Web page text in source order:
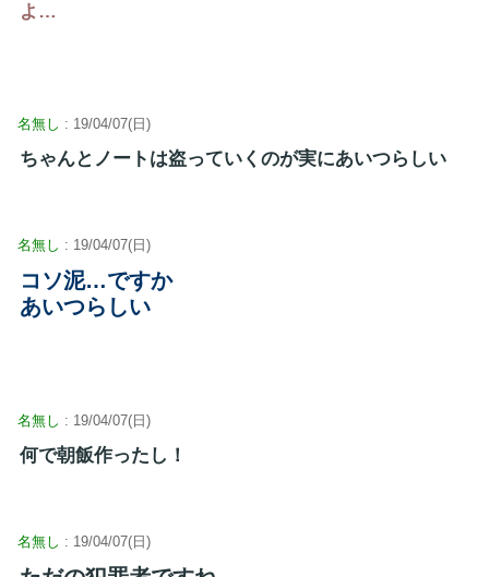
よ…
名無し : 19/04/07(日)
ちゃんとノートは盗っていくのが実にあいつらしい
名無し : 19/04/07(日)
コソ泥…ですか
あいつらしい
名無し : 19/04/07(日)
何で朝飯作ったし！
名無し : 19/04/07(日)